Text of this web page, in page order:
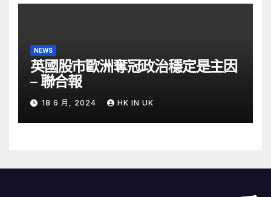
NEWS
英國股市歐洲奪冠政治穩定是主因
– 聯合報
18 6 月, 2024 HK IN UK